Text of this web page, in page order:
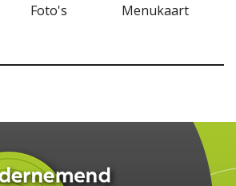
Foto's
Menukaart